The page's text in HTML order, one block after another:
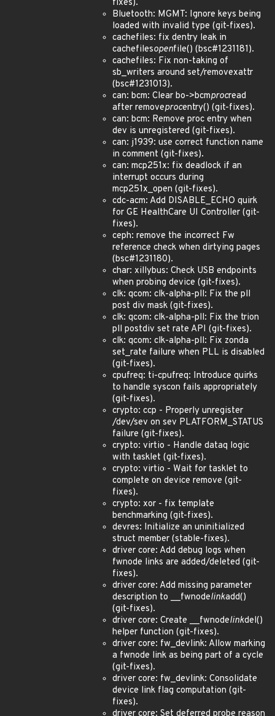
fixes).
Bluetooth: MGMT: Ignore keys being
loaded with invalid type (git-fixes).
cachefiles: fix dentry leak in
cachefilesopenfile() (bsc#1231181).
cachefiles: Fix non-taking of
sb_writers around set/removexattr
(bsc#1231013).
can: bcm: Clear bo->bcmprocread
after removeprocentry() (git-fixes).
can: bcm: Remove proc entry when
dev is unregistered (git-fixes).
can: j1939: use correct function name
in comment (git-fixes).
can: mcp251x: fix deadlock if an
interrupt occurs during
mcp251x_open (git-fixes).
cdc-acm: Add DISABLE_ECHO quirk
for GE HealthCare UI Controller (git-
fixes).
ceph: remove the incorrect Fw
reference check when dirtying pages
(bsc#1231180).
char: xillybus: Check USB endpoints
when probing device (git-fixes).
clk: qcom: clk-alpha-pll: Fix the pll
post div mask (git-fixes).
clk: qcom: clk-alpha-pll: Fix the trion
pll postdiv set rate API (git-fixes).
clk: qcom: clk-alpha-pll: Fix zonda
set_rate failure when PLL is disabled
(git-fixes).
cpufreq: ti-cpufreq: Introduce quirks
to handle syscon fails appropriately
(git-fixes).
crypto: ccp - Properly unregister
/dev/sev on sev PLATFORM_STATUS
failure (git-fixes).
crypto: virtio - Handle dataq logic
with tasklet (git-fixes).
crypto: virtio - Wait for tasklet to
complete on device remove (git-
fixes).
crypto: xor - fix template
benchmarking (git-fixes).
devres: Initialize an uninitialized
struct member (stable-fixes).
driver core: Add debug logs when
fwnode links are added/deleted (git-
fixes).
driver core: Add missing parameter
description to __fwnodelinkadd()
(git-fixes).
driver core: Create __fwnodelinkdel()
helper function (git-fixes).
driver core: fw_devlink: Allow marking
a fwnode link as being part of a cycle
(git-fixes).
driver core: fw_devlink: Consolidate
device link flag computation (git-
fixes).